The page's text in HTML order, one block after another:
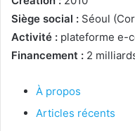
Siège social : Séoul
Activité : plateforme e-
Financement : 2
À propos
Articles récents